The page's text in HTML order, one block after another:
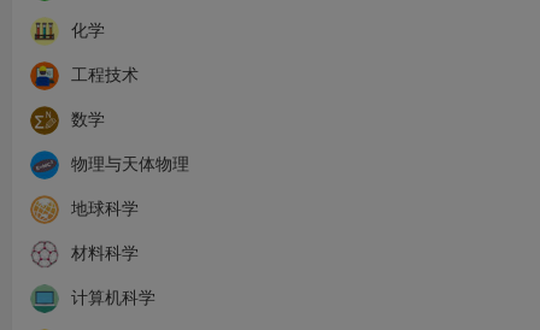
化学
工程技术
数学
物理与天体物理
地球科学
材料科学
计算机科学